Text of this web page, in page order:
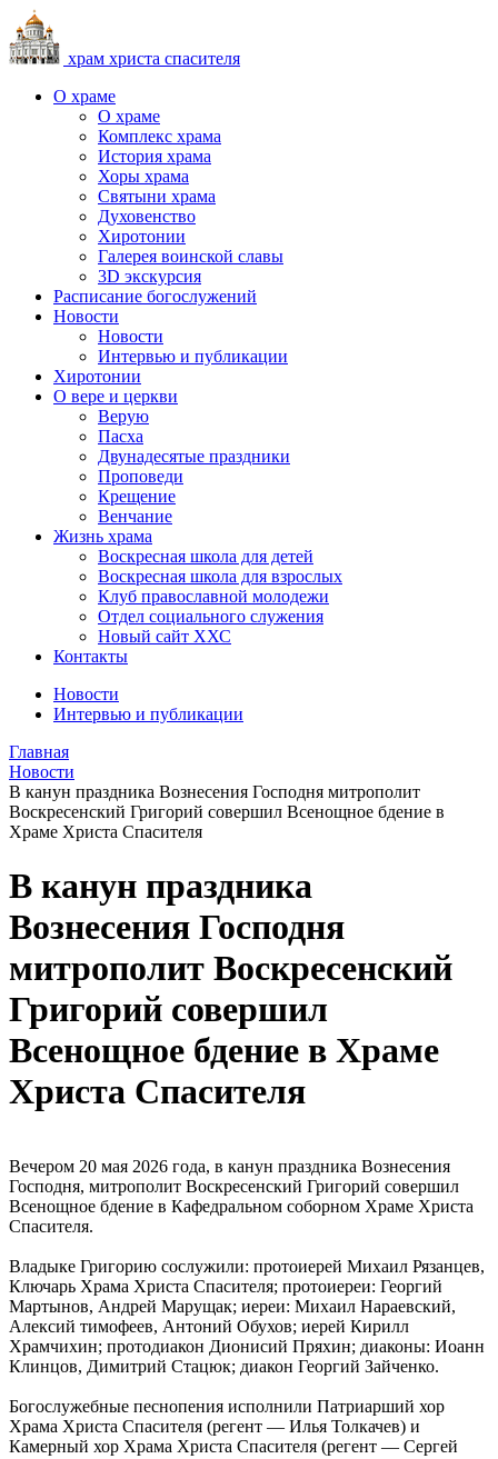
храм христа спасителя
О храме
О храме
Комплекс храма
История храма
Хоры храма
Святыни храма
Духовенство
Хиротонии
Галерея воинской славы
3D экскурсия
Расписание богослужений
Новости
Новости
Интервью и публикации
Хиротонии
О вере и церкви
Верую
Пасха
Двунадесятые праздники
Проповеди
Крещение
Венчание
Жизнь храма
Воскресная школа для детей
Воскресная школа для взрослых
Клуб православной молодежи
Отдел социального служения
Новый сайт ХХС
Контакты
Новости
Интервью и публикации
Главная
Новости
В канун праздника Вознесения Господня митрополит
Воскресенский Григорий совершил Всенощное бдение в
Храме Христа Спасителя
В канун праздника
Вознесения Господня
митрополит Воскресенский
Григорий совершил
Всенощное бдение в Храме
Христа Спасителя
Вечером 20 мая 2026 года, в канун праздника Вознесения
Господня, митрополит Воскресенский Григорий совершил
Всенощное бдение в Кафедральном соборном Храме Христа
Спасителя.
Владыке Григорию сослужили: протоиерей Михаил Рязанцев,
Ключарь Храма Христа Спасителя; протоиереи: Георгий
Мартынов, Андрей Марущак; иереи: Михаил Нараевский,
Алексий тимофеев, Антоний Обухов; иерей Кирилл
Храмчихин; протодиакон Дионисий Пряхин; диаконы: Иоанн
Клинцов, Димитрий Стацюк; диакон Георгий Зайченко.
Богослужебные песнопения исполнили Патриарший хор
Храма Христа Спасителя (регент — Илья Толкачев) и
Камерный хор Храма Христа Спасителя (регент — Сергей